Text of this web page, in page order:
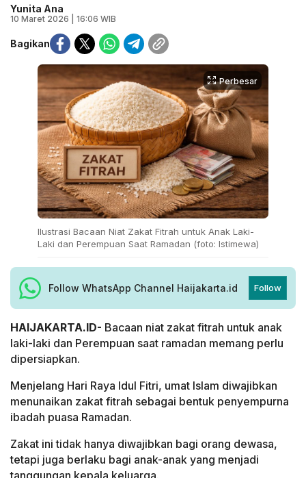
Yunita Ana
10 Maret 2026 | 16:06 WIB
Bagikan
Perbesar
Ilustrasi Bacaan Niat Zakat Fitrah untuk Anak Laki-
Laki dan Perempuan Saat Ramadan (foto: Istimewa)
Follow WhatsApp Channel Haijakarta.id Follow
HAIJAKARTA.ID- Bacaan niat zakat fitrah untuk anak
laki-laki dan Perempuan saat ramadan memang perlu
dipersiapkan.
Menjelang Hari Raya Idul Fitri, umat Islam diwajibkan
menunaikan zakat fitrah sebagai bentuk penyempurna
ibadah puasa Ramadan.
Zakat ini tidak hanya diwajibkan bagi orang dewasa,
tetapi juga berlaku bagi anak-anak yang menjadi